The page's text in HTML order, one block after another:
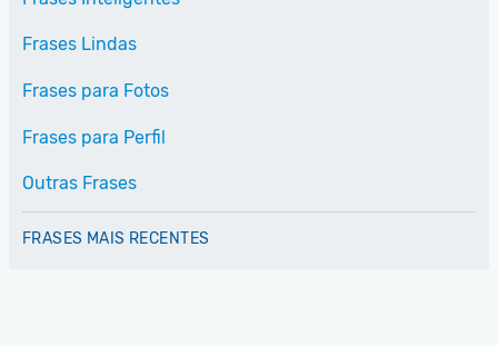
Frases Lindas
Frases para Fotos
Frases para Perfil
Outras Frases
FRASES MAIS RECENTES